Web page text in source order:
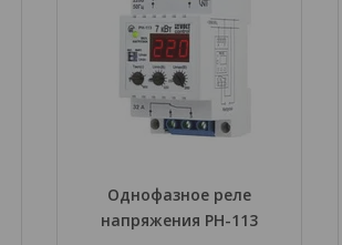
Однофазное реле
напряжения РН-113